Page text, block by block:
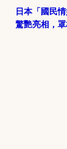
日本「國民
驚艷亮相，